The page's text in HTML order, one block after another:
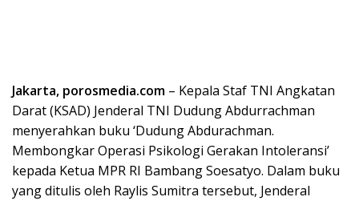
Jakarta, porosmedia.com – Kepala Staf TNI Angkatan
Darat (KSAD) Jenderal TNI Dudung Abdurrachman
menyerahkan buku ‘Dudung Abdurachman.
Membongkar Operasi Psikologi Gerakan Intoleransi’
kepada Ketua MPR RI Bambang Soesatyo. Dalam buku
yang ditulis oleh Raylis Sumitra tersebut, Jenderal